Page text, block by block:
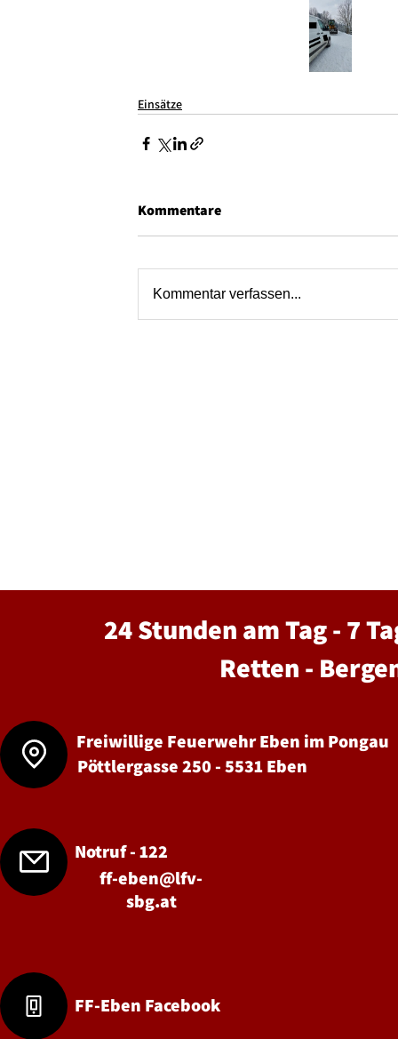
Einsätze
Kommentare
Kommentar verfassen...
24 Stunden am Tag - 7
Retten -
Freiwillige Feuerwehr Eben im Pongau
Pöttlergasse 250 - 5531 Eben
Notruf - 122
ff-eben@lfv-
sbg.at
FF-Eben Facebook